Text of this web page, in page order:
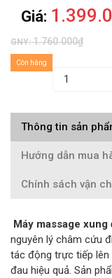
Giá:
GNY:1.760.000₫
Còn hàng
Thông tin sản
Hướng dẫn mua
Chính sách vận
Máy massage xung
nguyên lý châm cứu
tác động trực tiếp lên
đau hiệu quả. Sản